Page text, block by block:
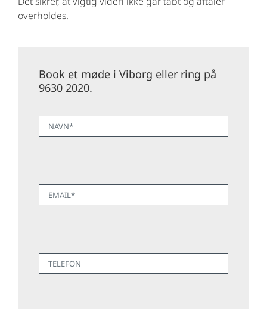
overholdes.
Book et møde i Viborg eller ring på
9630 2020.